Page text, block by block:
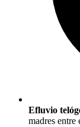
Efluvio
madres entre